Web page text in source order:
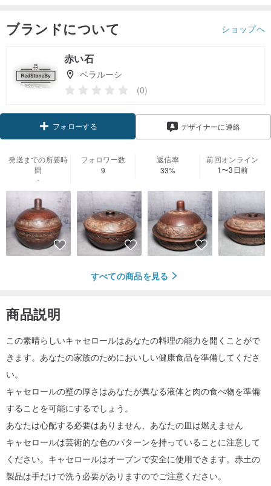
ブランドについて ショップへ
赤い石
ベラルーシ
(0)
フォローする デザイナーに連絡
発送までの所要時
間
-
フォロワー数
9
返信率
33%
前回オンライン
1〜3日前
すべての商品を見る
商品説明
この素晴らしいキャセロールはあなたの料理の能力を開くことがで
きます。あなたの家族のためにおいしい健康食品を準備してくださ
い。
キャセロールの壁の厚さはあなたが異なる液体と肉の食べ物を準備
することを可能にするでしょう。
あなたは心配する必要はありません、あなたの皿は燃えません
キャセロールは芸術的な色のパターンを持っていることに注意して
ください。キャセロールはオーブンで安全に使用できます。赤土の
製品は手だけで洗う必要がありますのでご注意ください。